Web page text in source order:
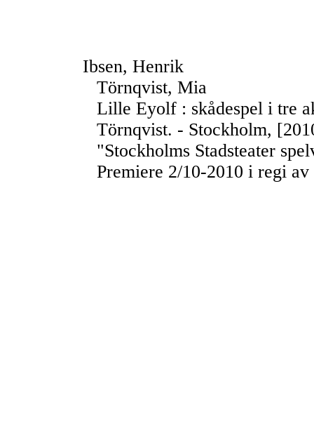
Ibsen, Henrik
Törnqvist, Mia
Lille Eyolf : skådespel i tre
Törnqvist. - Stockholm,
"Stockholms Stadsteater
Premiere 2/10-2010 i regi